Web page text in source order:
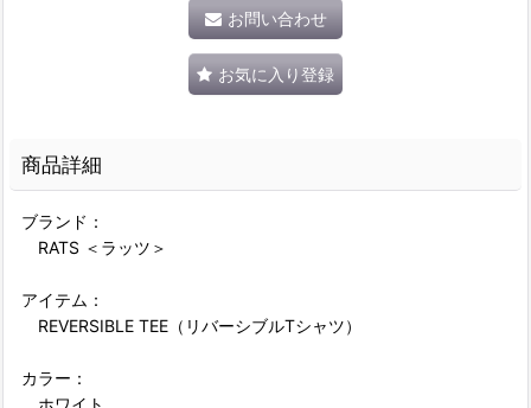
お問い合わせ
お気に入り登録
商品詳細
ブランド：
RATS ＜ラッツ＞
アイテム：
REVERSIBLE TEE（リバーシブルTシャツ）
カラー：